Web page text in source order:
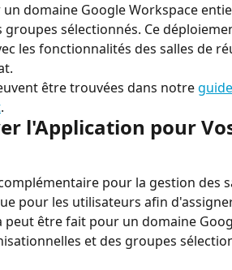
domaine Google Workspace
sélectionnés. Ce
les fonctionnalités des salles de
être trouvées dans notre
.
l'Application pour
pour la gestion des
pour les utilisateurs afin
peut être fait pour un domaine
et des groupes